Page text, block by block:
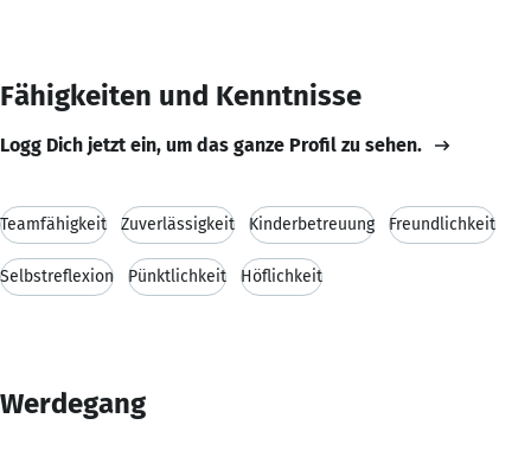
Fähigkeiten und Kenntnisse
Logg Dich jetzt ein, um das ganze Profil zu sehen.
Teamfähigkeit Zuverlässigkeit Kinderbetreuung Freundlichkeit
Selbstreflexion Pünktlichkeit Höflichkeit
Werdegang